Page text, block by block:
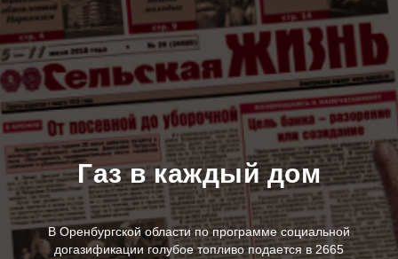
Газ в каждый дом
В Оренбургской области по программе социальной
догазификации голубое топливо подается в 2665